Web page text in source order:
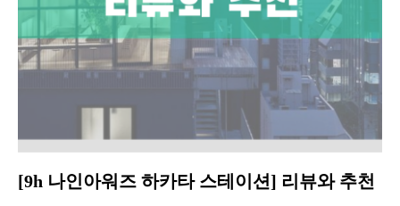
[9h 나인아워즈 하카타 스테이션] 리뷰와 추천